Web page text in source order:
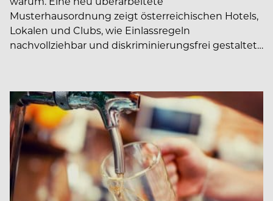
Musterhausordnung zeigt österreichischen Hotels,
Lokalen und Clubs, wie Einlassregeln
nachvollziehbar und diskriminierungsfrei gestaltet…